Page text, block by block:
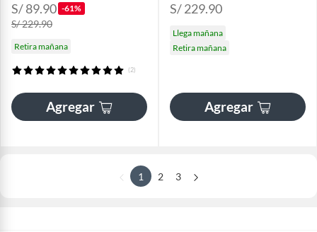
S/ 89.90 -61%
S/ 229.90
Retira mañana
(2)
Agregar
S/ 229.90
Llega mañana
Retira mañana
Agregar
1 2 3